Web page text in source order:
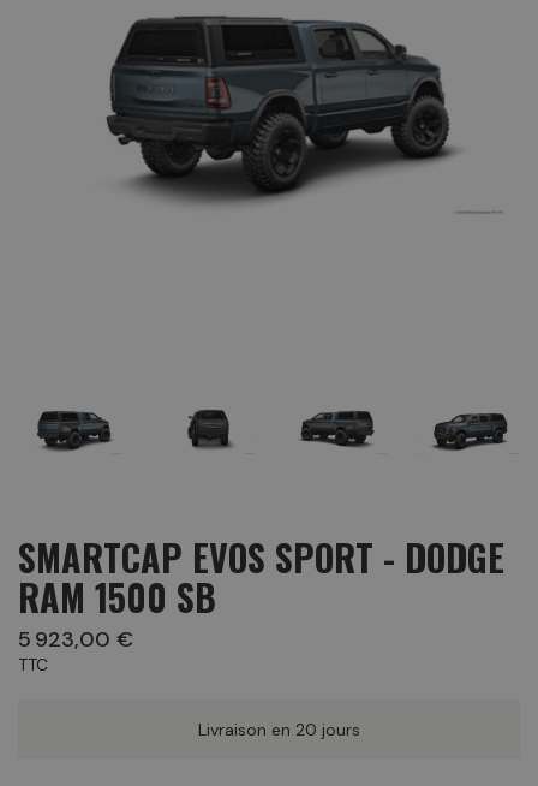
SMARTCAP EVOS SPORT - DODGE
RAM 1500 SB
5 923,00 €
TTC
Livraison en 20 jours